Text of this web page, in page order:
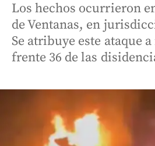
Los hechos ocurrieron
de Ventanas, en
Se atribuye este ataque
frente 36 de las